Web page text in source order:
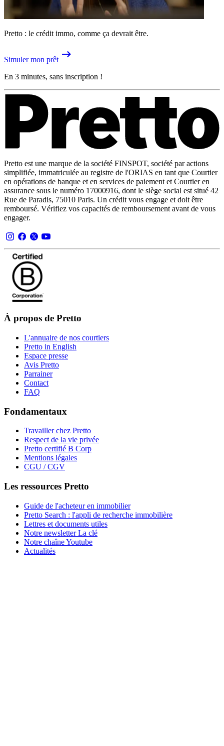
Pretto : le crédit immo, comme ça devrait être.
Simuler mon prêt
En 3 minutes, sans inscription !
Pretto est une marque de la société FINSPOT, société par actions
simplifiée, immatriculée au registre de l'ORIAS en tant que Courtier
en opérations de banque et en services de paiement et Courtier en
assurance sous le numéro 17000916, dont le siège social est situé 42
Rue de Paradis, 75010 Paris. Un crédit vous engage et doit être
remboursé. Vérifiez vos capacités de remboursement avant de vous
engager.
À propos de Pretto
L'annuaire de nos courtiers
Pretto in English
Espace presse
Avis Pretto
Parrainer
Contact
FAQ
Fondamentaux
Travailler chez Pretto
Respect de la vie privée
Pretto certifié B Corp
Mentions légales
CGU / CGV
Les ressources Pretto
Guide de l'acheteur en immobilier
Pretto Search : l'appli de recherche immobilière
Lettres et documents utiles
Notre newsletter La clé
Notre chaîne Youtube
Actualités